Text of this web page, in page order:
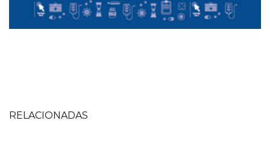
RELACIONADAS